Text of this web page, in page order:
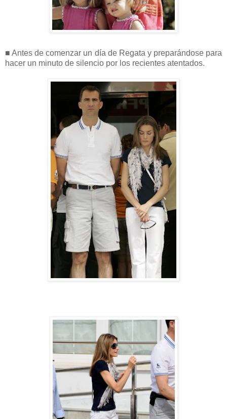
■ Antes de comenzar un día de Regata y preparándose para
hacer un minuto de silencio por los recientes atentados.